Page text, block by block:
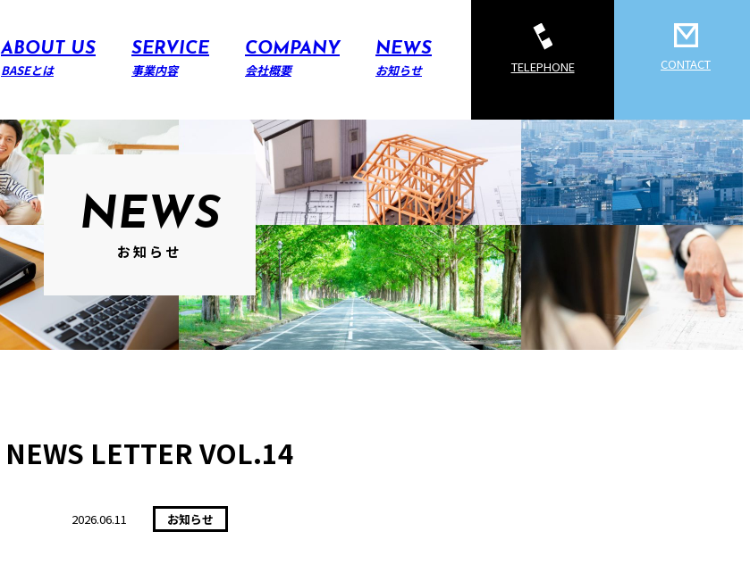
ABOUT US
BASEとは
SERVICE
事業内容
COMPANY
会社概要
NEWS
お知らせ TELEPHONE CONTACT
NEWS
お知らせ
NEWS LETTER VOL.14
2026.06.11 お知らせ